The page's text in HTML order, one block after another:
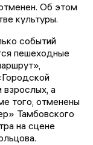
Об этом
культуры.
событий
пешеходные
а
того, отменены
Тамбовского
на сцене